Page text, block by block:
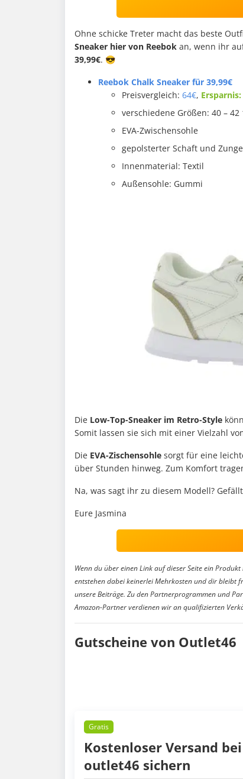
Ohne schicke Treter macht das beste
Sneaker hier von Reebok an, wenn ihr
39,99€. 😎
Reebok Chalk Sneaker für 39,99€
Preisvergleich: 64€, Ersparnis:
verschiedene Größen: 40 – 42
EVA-Zwischensohle
gepolsterter Schaft und Zunge
Innenmaterial: Textil
Außensohle: Gummi
Die Low-Top-Sneaker im Retro-Style
Somit lassen sie sich mit einer Vielzahl
Die EVA-Zischensohle sorgt für eine
über Stunden hinweg. Zum Komfort
Na, was sagt ihr zu diesem Modell?
Eure Jasmina
Wenn du über einen Link auf dieser Seite ein
entstehen dabei keinerlei Mehrkosten und dir bleibt
unsere Beiträge. Zu den Partnerprogrammen und
Amazon-Partner verdienen wir an qualifizierten
Gutscheine von Outlet46
Gratis
Kostenloser Versand bei
outlet46 sichern